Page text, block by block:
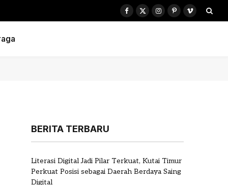
Facebook
X
Instagram
PinterestVimeo
BERITA TERBARU
Literasi Digital Jadi Pilar Terkuat, Kutai Timur
Perkuat Posisi sebagai Daerah Berdaya Saing
Digital